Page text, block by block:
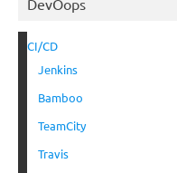
DevOops
CI/CD
Jenkins
Bamboo
TeamCity
Travis